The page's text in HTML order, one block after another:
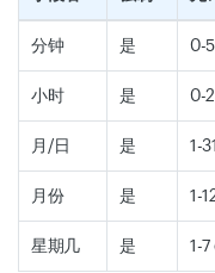
分钟 是 0-
小时 是 0-
月/日 是 1-31
月份 是 1-
星期几 是 1-7